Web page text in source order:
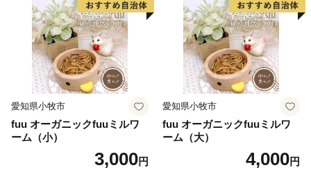
愛知県小牧市
fuu オーガニックfuuミルワ
ーム（小）
3,000円
愛知県小牧市
fuu オーガニックfuuミルワ
ーム（大）
4,000円